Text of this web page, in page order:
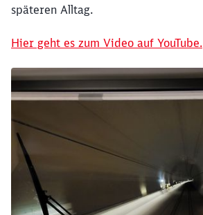
späteren Alltag.
Hier geht es zum Video auf YouTube.